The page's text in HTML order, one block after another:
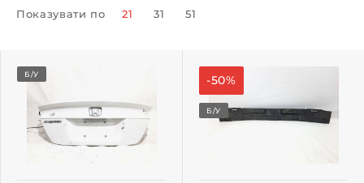
Показувати по 21 31 51
Б/У -50%
Б/У